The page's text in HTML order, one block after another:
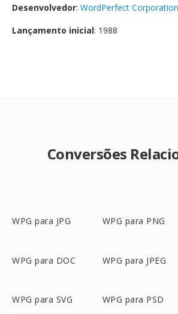
Desenvolvedor: WordPerfect Corporation
Lançamento inicial: 1988
Conversões
WPG para JPG WPG para PNG
WPG para DOC WPG para JPEG
WPG para SVG WPG para PSD